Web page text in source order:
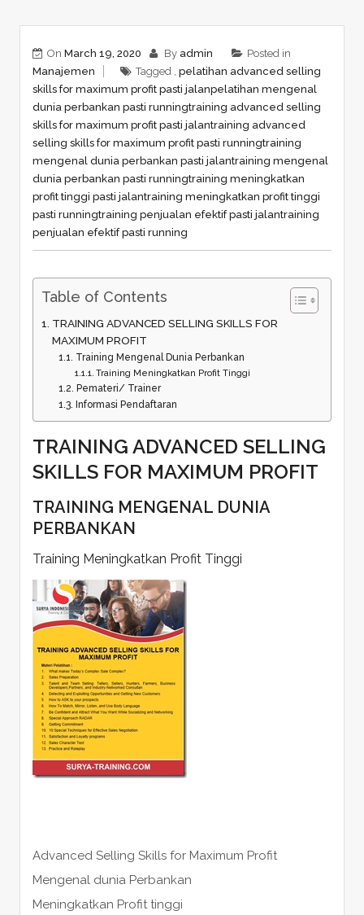
On March 19, 2020 By admin
Posted in
Manajemen
Tagged , pelatihan advanced selling
skills for maximum profit pasti jalanpelatihan mengenal
dunia perbankan pasti runningtraining advanced selling
skills for maximum profit pasti jalantraining advanced
selling skills for maximum profit pasti runningtraining
mengenal dunia perbankan pasti jalantraining mengenal
dunia perbankan pasti runningtraining meningkatkan
profit tinggi pasti jalantraining meningkatkan profit tinggi
pasti runningtraining penjualan efektif pasti jalantraining
penjualan efektif pasti running
Table of Contents
TRAINING ADVANCED SELLING SKILLS FOR
MAXIMUM PROFIT
Training Mengenal Dunia Perbankan
Training Meningkatkan Profit Tinggi
Pemateri/ Trainer
Informasi Pendaftaran
TRAINING ADVANCED SELLING
SKILLS FOR MAXIMUM PROFIT
TRAINING MENGENAL DUNIA
PERBANKAN
Training Meningkatkan Profit Tinggi
Advanced Selling Skills for Maximum Profit
Mengenal dunia Perbankan
Meningkatkan Profit tinggi